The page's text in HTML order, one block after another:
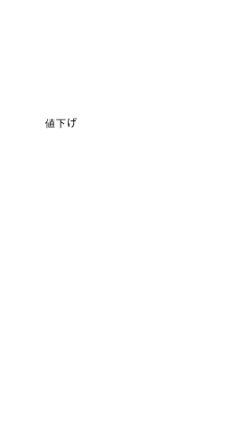
値下げ